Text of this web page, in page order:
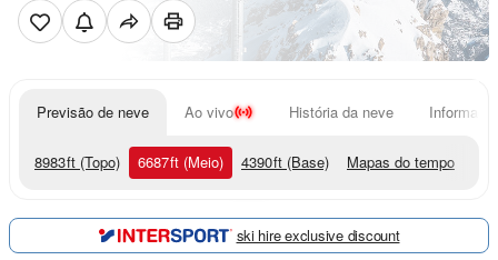
Previsão de neve Ao vivo História da neve
8983ft (Topo) 6687ft (Meio) 4390ft (Base) Mapas do tempo
ski hire exclusive discount